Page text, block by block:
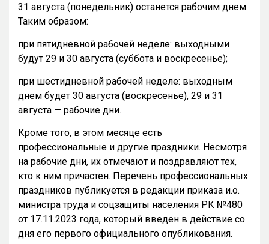
31 августа (понедельник) останется рабочим днем.
Таким образом:
при пятидневной рабочей неделе: выходными
будут 29 и 30 августа (суббота и воскресенье);
при шестидневной рабочей неделе: выходным
днем будет 30 августа (воскресенье), 29 и 31
августа — рабочие дни.
Кроме того, в этом месяце есть
профессиональные и другие праздники. Несмотря
на рабочие дни, их отмечают и поздравляют тех,
кто к ним причастен. Перечень профессиональных
праздников публикуется в редакции приказа и.о.
министра труда и соцзащиты населения РК №480
от 17.11.2023 года, который введен в действие со
дня его первого официального опубликования.